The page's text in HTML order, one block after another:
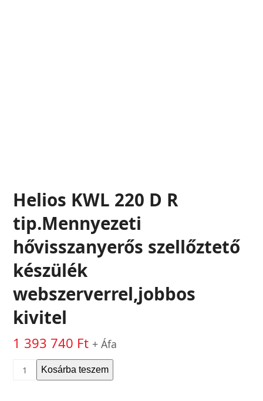
Helios KWL 220 D R
tip.Mennyezeti
hővisszanyerős szellőztető
készülék
webszerverrel,jobbos
kivitel
1 393 740 Ft + Áfa
Helios
Kosárba teszem